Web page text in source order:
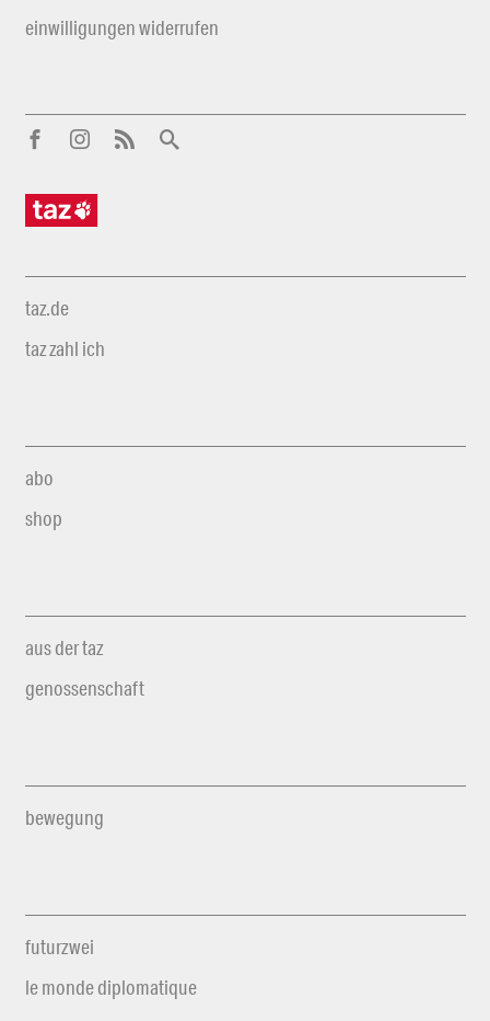
einwilligungen widerrufen
taz.de
taz zahl ich
abo
shop
aus der taz
genossenschaft
bewegung
futurzwei
le monde diplomatique